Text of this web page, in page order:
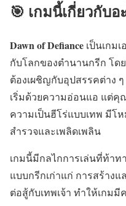
🎯 เกมนี้เกี่ยวกับ
Dawn of Defiance เป็นเกม
กับโลกของตำนานกรีก โดย
ต้องเผชิญกับอุปสรรคต่าง
เริ่มด้วยความอ่อนแอ แต่
ความเป็นฮีโร่แบบเทพ มีโ
สำรวจและเพลิดเพลิน
เกมนี้มีกลไกการเล่นที่ท้าท
แบบกรีกเก่าแก่ การสร้าง
ต่อสู้กับเทพเจ้า ทำให้เกม